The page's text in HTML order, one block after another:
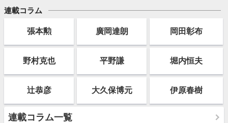
連載コラム
張本勲 廣岡達朗 岡田彰布
野村克也 平野謙 堀内恒夫
辻恭彦 大久保博元 伊原春樹
連載コラム一覧